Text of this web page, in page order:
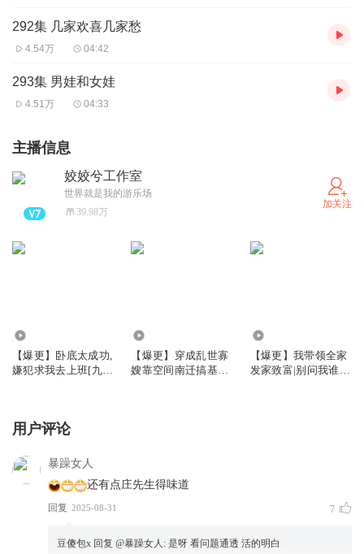
292集 几家欢喜几家愁
4.54万 04:42
293集 男娃和女娃
4.51万 04:33
主播信息
姣姣兮工作室
世界就是我的游乐场
39.98万
加关注
【爆更】卧底太成功,
嫌犯求我去上班[九
【爆更】穿成乱世寡
嫂靠空间南迁搞基建
【爆更】我带领全家
发家致富|别问我谁是
用户评论
暴躁女人
还有点庄先生得味道
回复 2025-08-31 7
豆傻包x 回复 @暴躁女人 : 是呀 看问题通透 活的明白